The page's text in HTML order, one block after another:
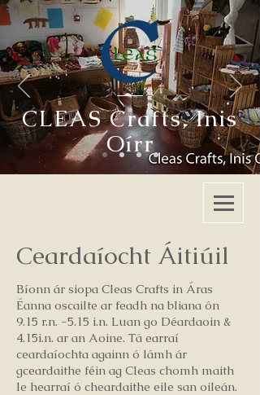
CLEAS Crafts,Inis
Oírr
Ceardaíocht Áitiúil
Bíonn ár siopa Cleas Crafts in Áras
Éanna oscailte ar feadh na bliana ón
9.15 r.n. -5.15 i.n. Luan go Déardaoin &
4.15i.n. ar an Aoine. Tá earraí
ceardaíochta againn ó lámh ár
gceardaithe féin ag Cleas chomh maith
le hearraí ó cheardaithe eile san oileán.